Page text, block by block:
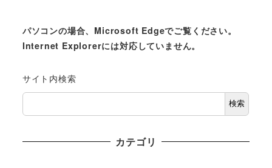
パソコンの場合、Microsoft Edgeでご覧ください。
Internet Explorerには対応していません。
サイト内検索
検索
カテゴリ